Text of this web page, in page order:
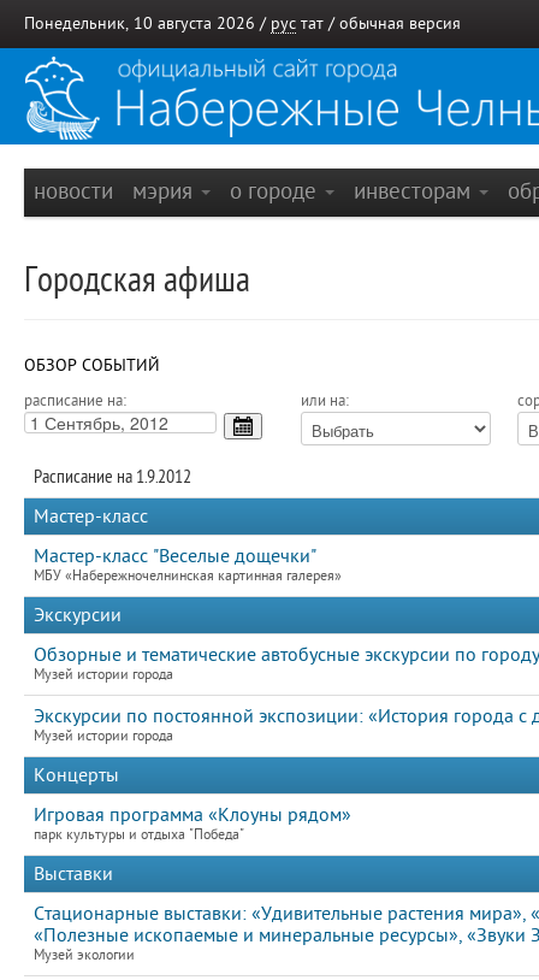
Понедельник, 10 августа 2026 / рус тат / обычная версия
новости мэрия о городе инвесторам
Городская афиша
ОБЗОР СОБЫТИЙ
расписание на: или на:
Расписание на 1.9.2012
Мастер-класс
Мастер-класс "Веселые дощечки"
МБУ «Набережночелнинская картинная галерея»
Экскурсии
Обзорные и тематические автобусные экскурсии по городу
Музей истории города
Экскурсии по постоянной экспозиции: «История города
Музей истории города
Концерты
Игровая программа «Клоуны рядом»
парк культуры и отдыха "Победа"
Выставки
Стационарные выставки: «Удивительные растения
«Полезные ископаемые и минеральные ресурсы»,
Музей экологии